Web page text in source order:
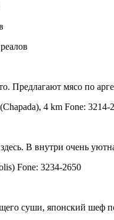
Предлагают мясо по
4 km Fone: 3214-
В внутри очень
Fone: 3234-2650
суши, японский шеф